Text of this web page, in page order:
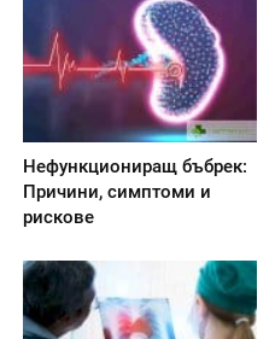
Нефункциониращ бъбрек:
Причини, симптоми и
рискове